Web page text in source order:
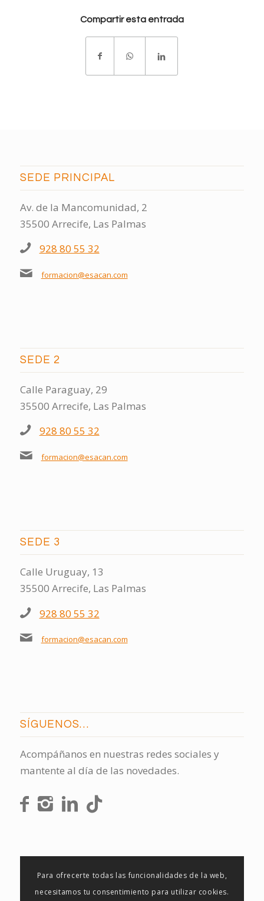
Compartir esta entrada
SEDE PRINCIPAL
Av. de la Mancomunidad, 2
35500 Arrecife, Las Palmas
928 80 55 32
formacion@esacan.com
SEDE 2
Calle Paraguay, 29
35500 Arrecife, Las Palmas
928 80 55 32
formacion@esacan.com
SEDE 3
Calle Uruguay, 13
35500 Arrecife, Las Palmas
928 80 55 32
formacion@esacan.com
SÍGUENOS…
Acompáñanos en nuestras redes sociales y
mantente al día de las novedades.
Para ofrecerte todas las funcionalidades de la web,
necesitamos tu consentimiento para utilizar cookies.